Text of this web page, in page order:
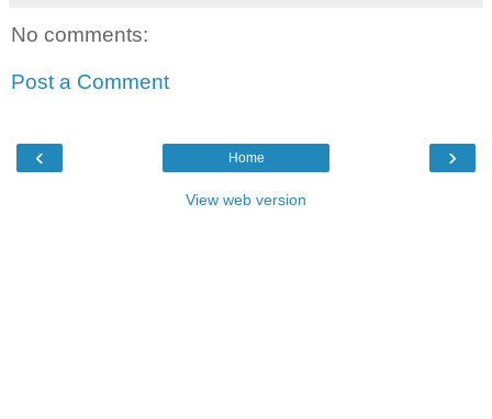
No comments:
Post a Comment
‹ ›
Home
View web version